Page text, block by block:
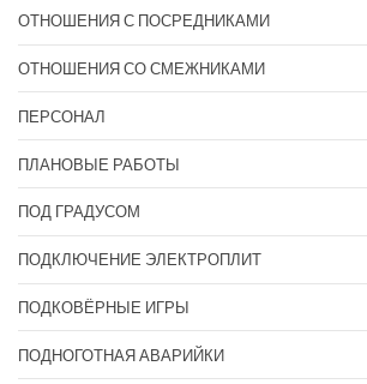
ОТНОШЕНИЯ С ПОСРЕДНИКАМИ
ОТНОШЕНИЯ СО СМЕЖНИКАМИ
ПЕРСОНАЛ
ПЛАНОВЫЕ РАБОТЫ
ПОД ГРАДУСОМ
ПОДКЛЮЧЕНИЕ ЭЛЕКТРОПЛИТ
ПОДКОВЁРНЫЕ ИГРЫ
ПОДНОГОТНАЯ АВАРИЙКИ